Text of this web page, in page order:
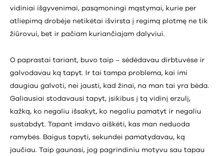
vidiniai išgyvenimai, pasąmoningi mąstymai, kurie per
atliepimą drobėje netikėtai išvirsta į regimą plotmę ne tik
žiūrovui, bet ir pačiam kuriančiajam dalyviui.
O paprastai tariant, buvo taip – sėdėdavau dirbtuvėse ir
galvodavau ką tapyt. Ir tai tampa problema, kai imi
daugiau galvoti, nei jausti, kad žinai, na man tai yra bėda.
Galiausiai stodavausi tapyt, įsikibus į tą vidinį erzulį,
kažką, ko negaliu išsakyt, ko negaliu pamatyt ir negaliu
sustabdyt. Tapant imdavo aiškėti, kas man neduoda
ramybės. Baigus tapyti, sekundei pamatydavau, ką
jaučiau. Taip gaunasi, jog pagrindiniu motyvu sau tapau